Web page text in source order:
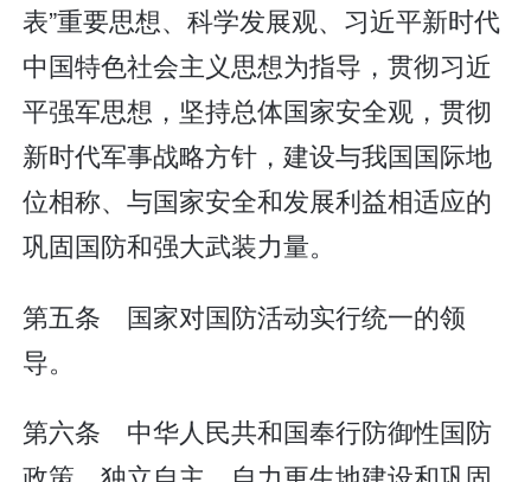
表”重要思想、科学发展观、习近平新时代
中国特色社会主义思想为指导，贯彻习近
平强军思想，坚持总体国家安全观，贯彻
新时代军事战略方针，建设与我国国际地
位相称、与国家安全和发展利益相适应的
巩固国防和强大武装力量。
第五条 国家对国防活动实行统一的领
导。
第六条 中华人民共和国奉行防御性国防